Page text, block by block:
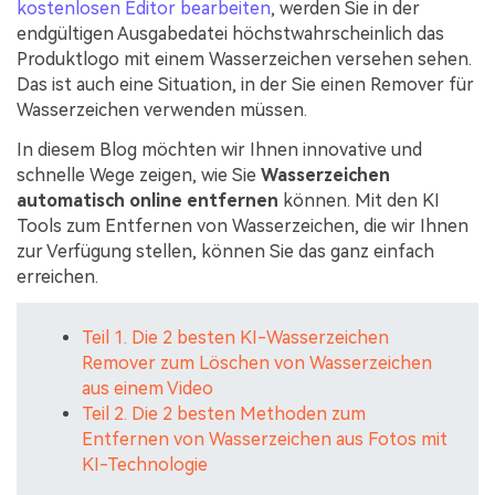
kostenlosen Editor bearbeiten, werden Sie in der
endgültigen Ausgabedatei höchstwahrscheinlich das
Produktlogo mit einem Wasserzeichen versehen sehen.
Das ist auch eine Situation, in der Sie einen Remover für
Wasserzeichen verwenden müssen.
In diesem Blog möchten wir Ihnen innovative und
schnelle Wege zeigen, wie Sie Wasserzeichen
automatisch online entfernen können. Mit den KI
Tools zum Entfernen von Wasserzeichen, die wir Ihnen
zur Verfügung stellen, können Sie das ganz einfach
erreichen.
Teil 1. Die 2 besten KI-Wasserzeichen
Remover zum Löschen von Wasserzeichen
aus einem Video
Teil 2. Die 2 besten Methoden zum
Entfernen von Wasserzeichen aus Fotos mit
KI-Technologie